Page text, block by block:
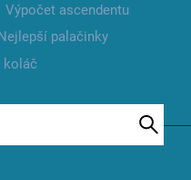
Výpočet ascendentu
palačinky
koláč